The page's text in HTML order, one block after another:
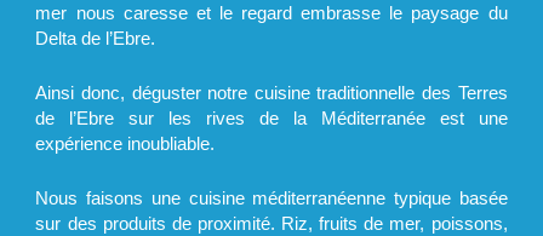
mer nous caresse et le regard embrasse le paysage du
Delta de l’Ebre.
Ainsi donc, déguster notre cuisine traditionnelle des Terres
de l’Ebre sur les rives de la Méditerranée est une
expérience inoubliable.
Nous faisons une cuisine méditerranéenne typique basée
sur des produits de proximité. Riz, fruits de mer, poissons,